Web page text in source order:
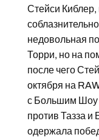
Стейси Киблер,
недовольная
Торри, но на
после чего
октября на
с Большим Шоу
против Тазза
одержала